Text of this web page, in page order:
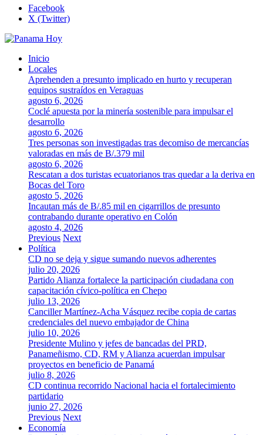
Facebook
X (Twitter)
Inicio
Locales
Aprehenden a presunto implicado en hurto y recuperan
equipos sustraídos en Veraguas
agosto 6, 2026
Coclé apuesta por la minería sostenible para impulsar el
desarrollo
agosto 6, 2026
Tres personas son investigadas tras decomiso de mercancías
valoradas en más de B/.379 mil
agosto 6, 2026
Rescatan a dos turistas ecuatorianos tras quedar a la deriva en
Bocas del Toro
agosto 5, 2026
Incautan más de B/.85 mil en cigarrillos de presunto
contrabando durante operativo en Colón
agosto 4, 2026
Previous Next
Política
CD no se deja y sigue sumando nuevos adherentes
julio 20, 2026
Partido Alianza fortalece la participación ciudadana con
capacitación cívico-política en Chepo
julio 13, 2026
Canciller Martínez-Acha Vásquez recibe copia de cartas
credenciales del nuevo embajador de China
julio 10, 2026
Presidente Mulino y jefes de bancadas del PRD,
Panameñismo, CD, RM y Alianza acuerdan impulsar
proyectos en beneficio de Panamá
julio 8, 2026
CD continua recorrido Nacional hacia el fortalecimiento
partidario
junio 27, 2026
Previous Next
Economía